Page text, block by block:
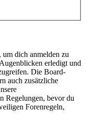
dich anmelden zu
erledigt und
Die Board-
auch zusätzliche
Regelungen, bevor du
Forenregeln,